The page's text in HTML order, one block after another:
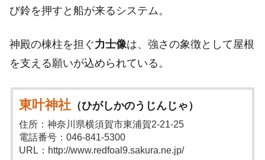
び鈴を押すと船が来るシステム。
神殿の棟柱を担ぐ力士像は、強さの象徴として屋根
を支える願いが込められている。
東叶神社 （ひがしかのうじんじゃ）
住所：神奈川県横須賀市東浦賀2-21-25
電話番号：046-841-5300
URL：http://www.redfoal9.sakura.ne.jp/